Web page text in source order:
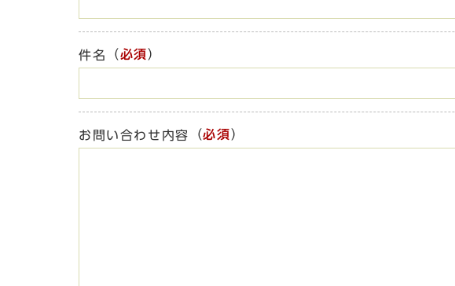
件名 （必須）
お問い合わせ内容 （必須）